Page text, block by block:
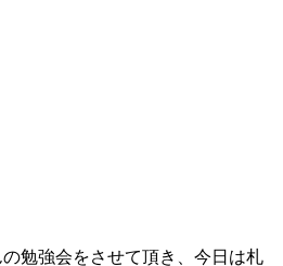
勉強会をさせて頂き、今日は札